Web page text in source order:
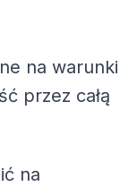
na warunki
przez całą
na